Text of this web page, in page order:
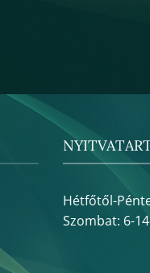
Hétfőtől-
Szombat: 6-